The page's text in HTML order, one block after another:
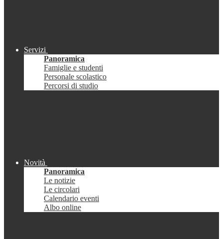
Servizi
Panoramica
Famiglie e studenti
Personale scolastico
Percorsi di studio
Novità
Panoramica
Le notizie
Le circolari
Calendario eventi
Albo online